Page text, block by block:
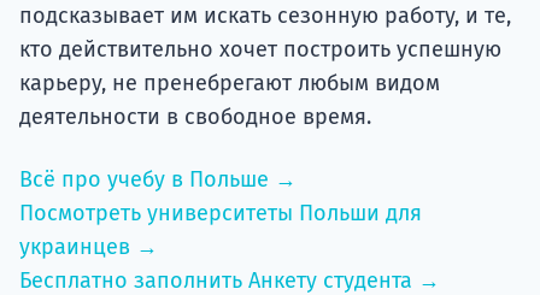
подсказывает им искать сезонную работу, и те,
кто действительно хочет построить успешную
карьеру, не пренебрегают любым видом
деятельности в свободное время.
Всё про учебу в Польше →
Посмотреть университеты Польши для
украинцев →
Бесплатно заполнить Анкету студента →